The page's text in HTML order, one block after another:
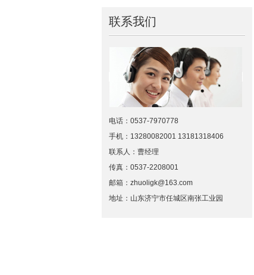
联系我们
电话：0537-7970778
手机：13280082001 13181318406
联系人：曹经理
传真：0537-2208001
邮箱：zhuoligk@163.com
地址：山东济宁市任城区南张工业园